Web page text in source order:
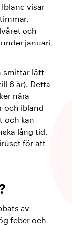
Ibland visar
och
januari,
smittar lätt
6 år). Detta
nära
och ibland
och kan
lång tid.
för att
av
feber och